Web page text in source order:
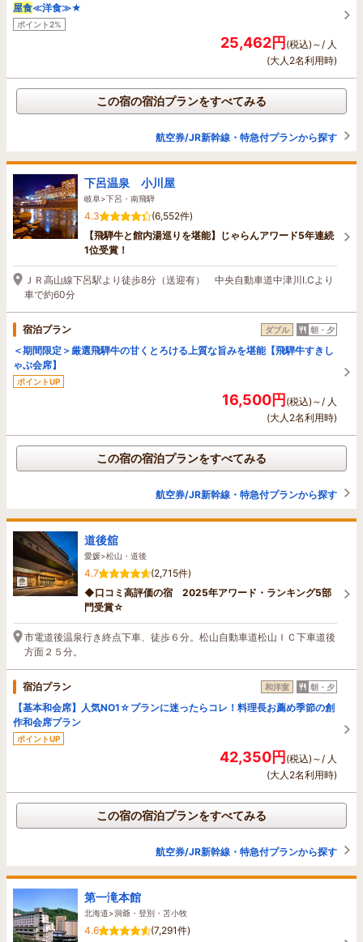
屋食≪洋食≫★
ポイント2%
25,462円(税込)～/ 人
(大人2名利用時)
この宿の宿泊プランをすべてみる
航空券/JR新幹線・特急付プランから探す
下呂温泉 小川屋
岐阜>下呂・南飛騨
4.3
(6,552件)
【飛騨牛と館内湯巡りを堪能】じゃらんアワード5年連続
1位受賞！
ＪＲ高山線下呂駅より徒歩8分（送迎有） 中央自動車道中津川I.Cより
車で約60分
宿泊プラン ダブル 朝・夕
＜期間限定＞厳選飛騨牛の甘くとろける上質な旨みを堪能【飛騨牛すきし
ゃぶ会席】
ポイントUP
16,500円(税込)～/ 人
(大人2名利用時)
この宿の宿泊プランをすべてみる
航空券/JR新幹線・特急付プランから探す
道後舘
愛媛>松山・道後
4.7
(2,715件)
◆口コミ高評価の宿 2025年アワード・ランキング5部
門受賞☆
市電道後温泉行き終点下車、徒歩６分。松山自動車道松山ＩＣ下車道後
方面２５分。
宿泊プラン 和洋室 朝・夕
【基本和会席】人気NO1☆プランに迷ったらコレ！料理長お薦め季節の創
作和会席プラン
ポイントUP
42,350円(税込)～/ 人
(大人2名利用時)
この宿の宿泊プランをすべてみる
航空券/JR新幹線・特急付プランから探す
第一滝本館
北海道>洞爺・登別・苫小牧
4.6 (7,291件)